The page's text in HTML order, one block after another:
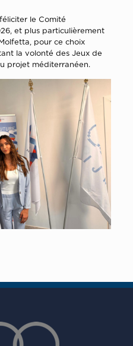
le Comité
et plus particulièrement
pour ce choix
la volonté des Jeux de
projet méditerranéen.